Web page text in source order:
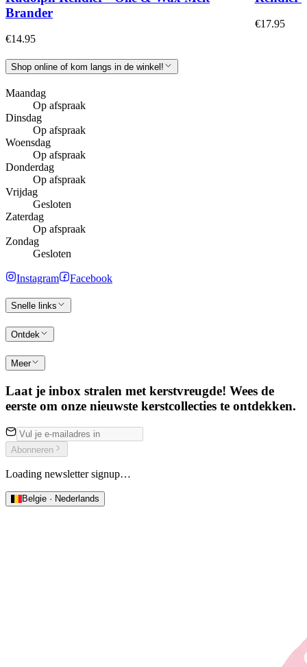
Brander
€14.95
€17.95
Shop online of kom langs in de winkel!
Maandag
Op afspraak
Dinsdag
Op afspraak
Woensdag
Op afspraak
Donderdag
Op afspraak
Vrijdag
Gesloten
Zaterdag
Op afspraak
Zondag
Gesloten
Instagram Facebook
Snelle links
Ontdek
Meer
Laat je inbox stralen met kerstvreugde! Wees de
eerste om onze nieuwste kerstcollecties te ontdekken.
Abonneren
Loading newsletter signup…
Belgie · Nederlands